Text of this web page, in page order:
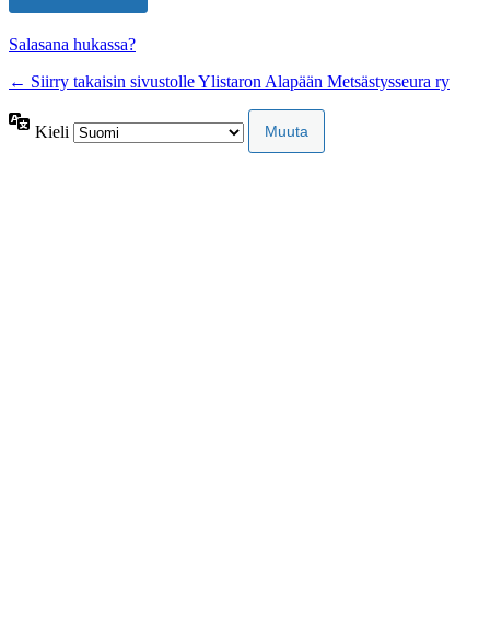
Salasana hukassa?
← Siirry takaisin sivustolle Ylistaron Alapään Metsästysseura ry
Kieli